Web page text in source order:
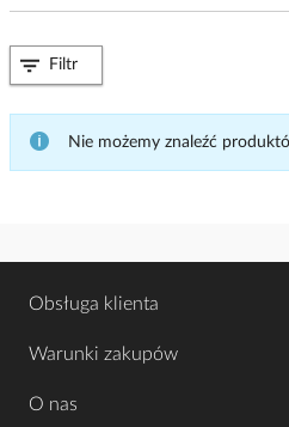
Nie możemy znaleźć
Filtr
Obsługa klienta
Warunki zakupów
O nas